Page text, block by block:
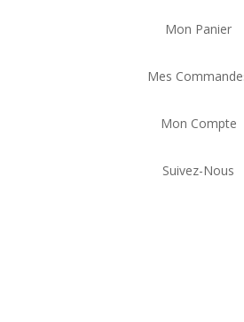
Mon Panier
Mes
Mon Compte
Suivez-Nous